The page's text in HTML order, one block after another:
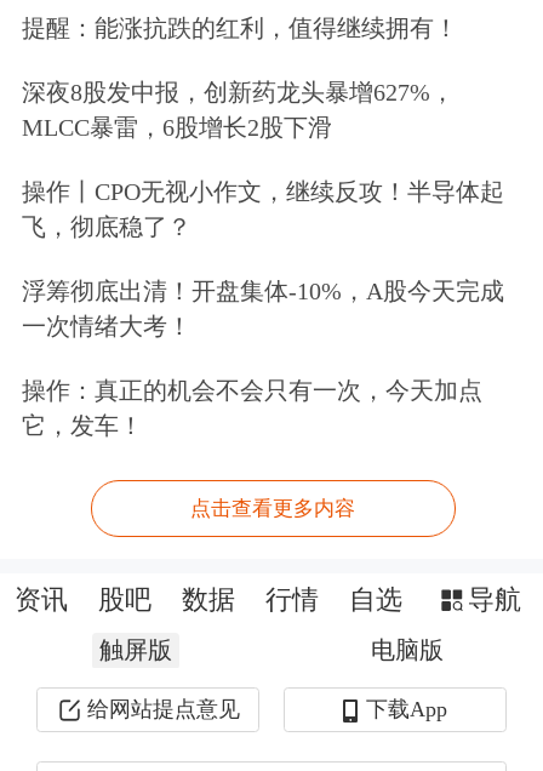
红星资本局注意到，根据2024年年报，
最高，为337万元，超过史玉柱的119万
公告简历显示，刘伟现任公司第六届董
事会董事和提名委员会委员，曾于2016
年4月至2023年12月任公司总经理。
公开资料显示，刘伟多年任职于巨人网
时，由刘伟接任。2024年1月，公司创
上提到管理层发生变动时表示，巨人网
络前CEO刘伟并未退休，而是转任巨人
网络总裁，新任CEO张栋是刘伟亲自挑
选的接班人。如今，刘伟再次接棒回
提醒：能涨抗跌的红利，值得继续拥有！
深夜8股发中报，创新药龙头暴增627%，
MLCC暴雷，6股增长2股下滑
操作丨CPO无视小作文，继续反攻！半导体起
飞，彻底稳了？
浮筹彻底出清！开盘集体-10%，A股今天完成
一次情绪大考！
操作：真正的机会不会只有一次，今天加点
它，发车！
点击查看更多内容
资讯 股吧 数据 行情 自选 导航
触屏版 电脑版
给网站提点意见 下载App